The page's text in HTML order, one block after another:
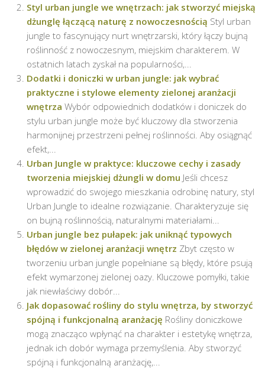
Styl urban jungle we wnętrzach: jak stworzyć miejską
dżunglę łączącą naturę z nowoczesnością Styl urban
jungle to fascynujący nurt wnętrzarski, który łączy bujną
roślinność z nowoczesnym, miejskim charakterem. W
ostatnich latach zyskał na popularności,...
Dodatki i doniczki w urban jungle: jak wybrać
praktyczne i stylowe elementy zielonej aranżacji
wnętrza Wybór odpowiednich dodatków i doniczek do
stylu urban jungle może być kluczowy dla stworzenia
harmonijnej przestrzeni pełnej roślinności. Aby osiągnąć
efekt,...
Urban Jungle w praktyce: kluczowe cechy i zasady
tworzenia miejskiej dżungli w domu Jeśli chcesz
wprowadzić do swojego mieszkania odrobinę natury, styl
Urban Jungle to idealne rozwiązanie. Charakteryzuje się
on bujną roślinnością, naturalnymi materiałami...
Urban jungle bez pułapek: jak uniknąć typowych
błędów w zielonej aranżacji wnętrz Zbyt często w
tworzeniu urban jungle popełniane są błędy, które psują
efekt wymarzonej zielonej oazy. Kluczowe pomyłki, takie
jak niewłaściwy dobór...
Jak dopasować rośliny do stylu wnętrza, by stworzyć
spójną i funkcjonalną aranżację Rośliny doniczkowe
mogą znacząco wpłynąć na charakter i estetykę wnętrza,
jednak ich dobór wymaga przemyślenia. Aby stworzyć
spójną i funkcjonalną aranżację,...